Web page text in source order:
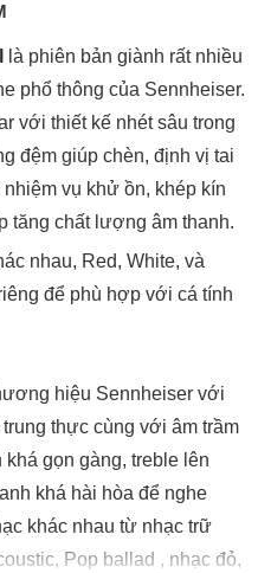
là phiên bản giành rất nhiều
phổ thông của Sennheiser.
với thiết kế nhét sâu trong
đệm giúp chèn, định vị tai
vụ khử ồn, khép kín
tăng chất lượng âm thanh.
nhau, Red, White, và
để phù hợp với cá tính
hiệu Sennheiser với
thực cùng với âm trầm
gọn gàng, treble lên
khá hài hòa để nghe
khác nhau từ nhạc trữ
Pop ballad , nhạc đỏ,